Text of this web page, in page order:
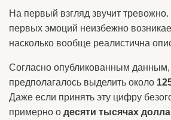
На первый взгляд звучит
первых эмоций неизбежно
насколько вообще реалистична
Согласно опубликованным данным,
предполагалось выделить около
Даже если принять эту цифру
примерно о десяти тысячах